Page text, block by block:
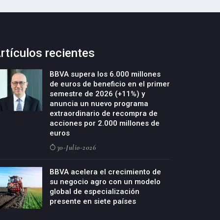
recientes
BBVA supera los 6.000 millones
de euros de beneficio en el primer
semestre de 2026 (+11%) y
anuncia un nuevo programa
extraordinario de recompra de
acciones por 2.000 millones de
euros
30-Julio-2026
BBVA acelera el crecimiento de
su negocio agro con un modelo
global de especialización
presente en siete países